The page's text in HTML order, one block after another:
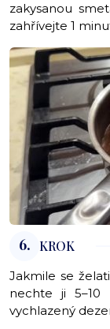
zakysanou
zahřívejte 1
6. KROK
Jakmile se
nechte ji 5–10
vychlazený